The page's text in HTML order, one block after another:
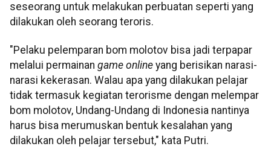
seseorang untuk melakukan perbuatan seperti yang
dilakukan oleh seorang teroris.
"Pelaku pelemparan bom molotov bisa jadi terpapar
melalui permainan game online yang berisikan narasi-
narasi kekerasan. Walau apa yang dilakukan pelajar
tidak termasuk kegiatan terorisme dengan melempar
bom molotov, Undang-Undang di Indonesia nantinya
harus bisa merumuskan bentuk kesalahan yang
dilakukan oleh pelajar tersebut," kata Putri.